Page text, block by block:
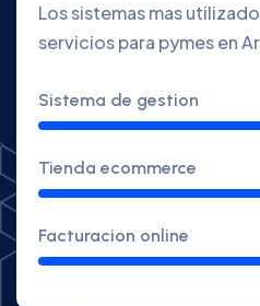
Los sistemas mas
servicios para pymes en
Sistema de gestion
Tienda ecommerce
Facturacion online